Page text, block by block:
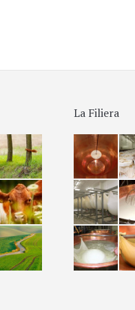
La Filiera